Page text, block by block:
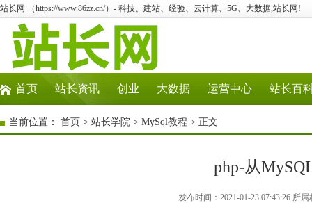
站长网 （https://www.86zz.cn/）- 科技、建站、经验、云计算、5G、大数据,站长网!
首页 站长资讯 创业 大数据 运营中心 站长百
当前位置： 首页 > 站长学院 > MySql教程 > 正文
php-从
发布时间：2021-01-23 07:43:26 所